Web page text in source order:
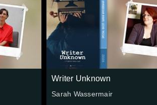
Writer Unknown
Sarah Wassermair